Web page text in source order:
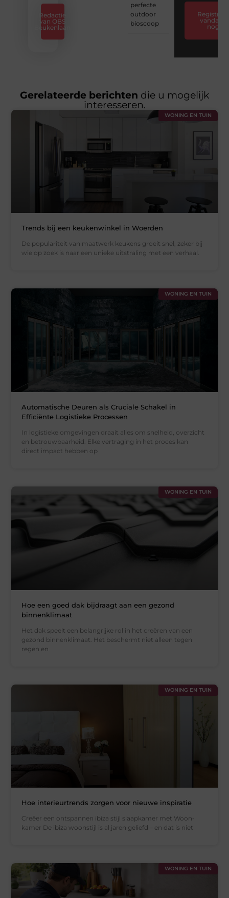
Redactie
van OBS
Beukenlaan
perfecte
outdoor
bioscoop
Registreer
vandaag
nog
Gerelateerde berichten die u mogelijk
interesseren.
WONING EN TUIN
Trends bij een keukenwinkel in Woerden
De populariteit van maatwerk keukens groeit snel, zeker bij
wie op zoek is naar een unieke uitstraling met een verhaal.
WONING EN TUIN
Automatische Deuren als Cruciale Schakel in
Efficiënte Logistieke Processen
In logistieke omgevingen draait alles om snelheid, overzicht
en betrouwbaarheid. Elke vertraging in het proces kan
direct impact hebben op
WONING EN TUIN
Hoe een goed dak bijdraagt aan een gezond
binnenklimaat
Het dak speelt een belangrijke rol in het creëren van een
gezond binnenklimaat. Het beschermt niet alleen tegen
regen en
WONING EN TUIN
Hoe interieurtrends zorgen voor nieuwe inspiratie
Creëer een ontspannen ibiza stijl slaapkamer met Woon-
kamer De ibiza woonstijl is al jaren geliefd – en dat is niet
WONING EN TUIN